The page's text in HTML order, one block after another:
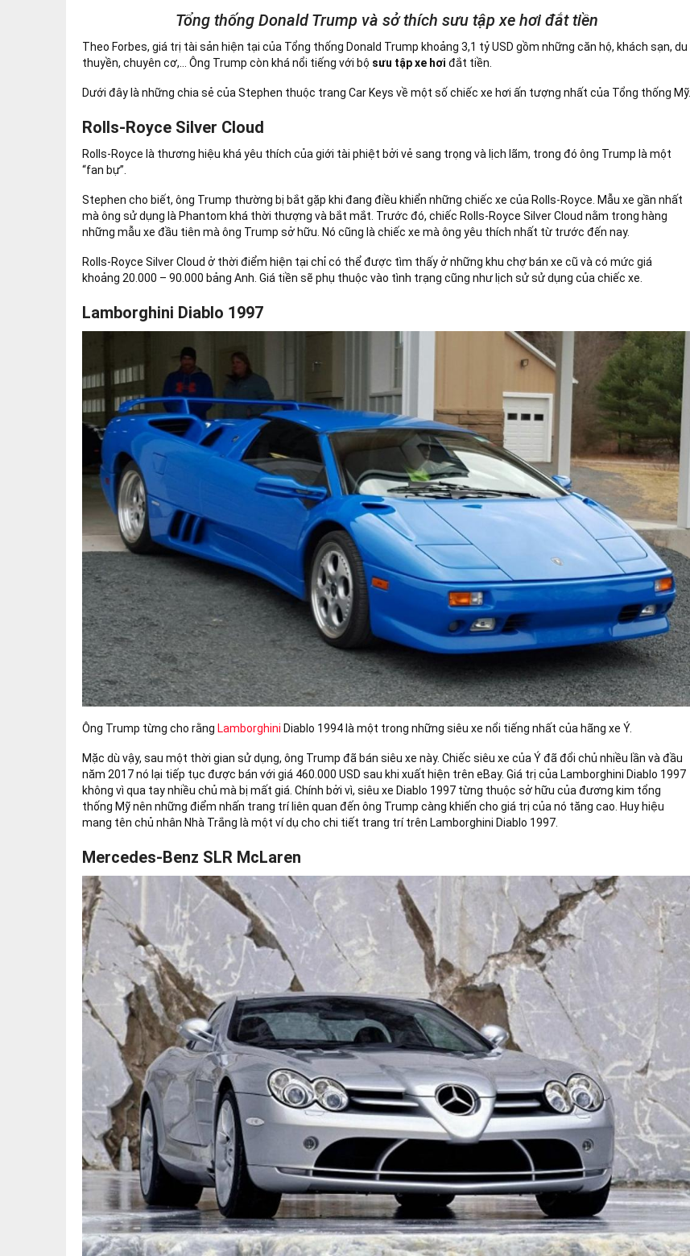
Tổng thống Donald Trump và sở thích sưu tập xe hơi đắt tiền
Theo Forbes, giá trị tài sản hiện tại của Tổng thống Donald Trump khoảng 3,1 tỷ USD gồm những căn hộ, khách sạn, du
thuyền, chuyên cơ,… Ông Trump còn khá nổi tiếng với bộ sưu tập xe hơi đắt tiền.
Dưới đây là những chia sẻ của Stephen thuộc trang Car Keys về một số chiếc xe hơi ấn tượng nhất của Tổng thống Mỹ.
Rolls-Royce Silver Cloud
Rolls-Royce là thương hiệu khá yêu thích của giới tài phiệt bởi vẻ sang trọng và lịch lãm, trong đó ông Trump là một
“fan bự”.
Stephen cho biết, ông Trump thường bị bắt gặp khi đang điều khiển những chiếc xe của Rolls-Royce. Mẫu xe gần nhất
mà ông sử dụng là Phantom khá thời thượng và bắt mắt. Trước đó, chiếc Rolls-Royce Silver Cloud nằm trong hàng
những mẫu xe đầu tiên mà ông Trump sở hữu. Nó cũng là chiếc xe mà ông yêu thích nhất từ trước đến nay.
Rolls-Royce Silver Cloud ở thời điểm hiện tại chỉ có thể được tìm thấy ở những khu chợ bán xe cũ và có mức giá
khoảng 20.000 – 90.000 bảng Anh. Giá tiền sẽ phụ thuộc vào tình trạng cũng như lịch sử sử dụng của chiếc xe.
Lamborghini Diablo 1997
Ông Trump từng cho rằng Lamborghini Diablo 1994 là một trong những siêu xe nổi tiếng nhất của hãng xe Ý.
Mặc dù vậy, sau một thời gian sử dụng, ông Trump đã bán siêu xe này. Chiếc siêu xe của Ý đã đổi chủ nhiều lần và đầu
năm 2017 nó lại tiếp tục được bán với giá 460.000 USD sau khi xuất hiện trên eBay. Giá trị của Lamborghini Diablo 1997
không vì qua tay nhiều chủ mà bị mất giá. Chính bởi vì, siêu xe Diablo 1997 từng thuộc sở hữu của đương kim tổng
thống Mỹ nên những điểm nhấn trang trí liên quan đến ông Trump càng khiến cho giá trị của nó tăng cao. Huy hiệu
mang tên chủ nhân Nhà Trắng là một ví dụ cho chi tiết trang trí trên Lamborghini Diablo 1997.
Mercedes-Benz SLR McLaren